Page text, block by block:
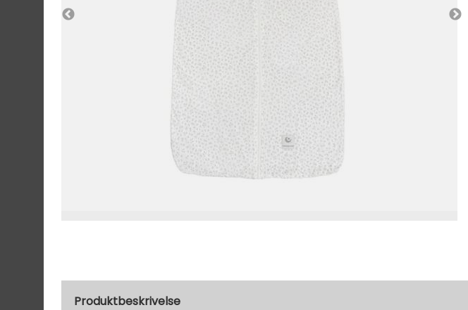
Produktbeskrivelse